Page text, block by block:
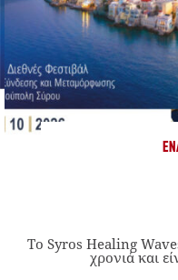
Το Syros Healing
χρονιά και